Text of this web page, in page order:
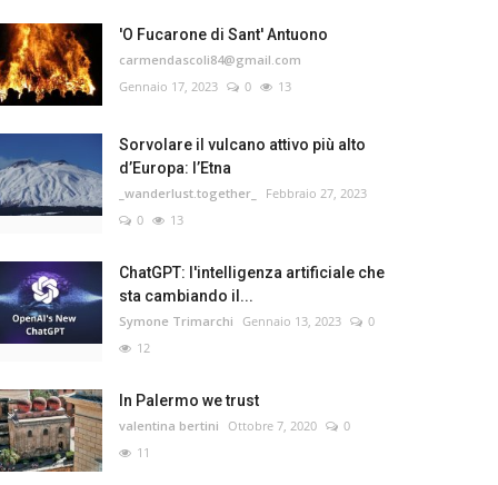
'O Fucarone di Sant' Antuono
carmendascoli84@gmail.com
Gennaio 17, 2023
0 13
Sorvolare il vulcano attivo più alto
d’Europa: l’Etna
_wanderlust.together_
Febbraio 27, 2023
0
13
ChatGPT: l'intelligenza artificiale che
sta cambiando il...
Symone Trimarchi Gennaio 13, 2023
0
12
In Palermo we trust
valentina bertini Ottobre 7, 2020
0
11